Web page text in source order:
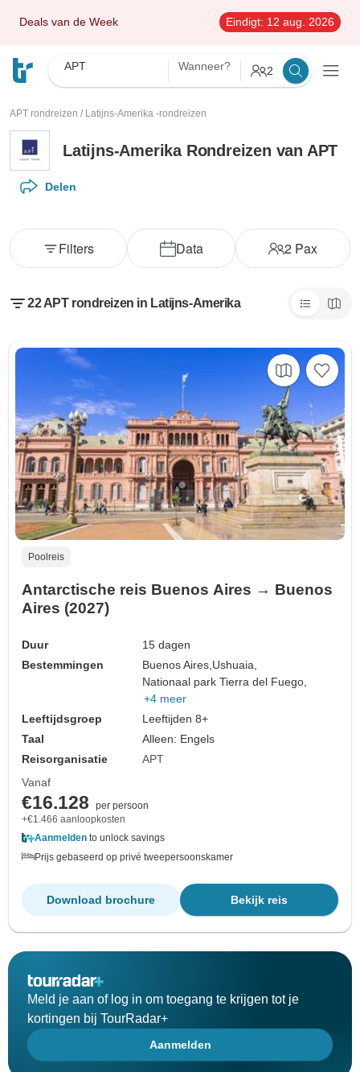
Deals van de Week Eindigt: 12 aug. 2026
APT Wanneer? 2
APT rondreizen / Latijns-Amerika -rondreizen
Latijns-Amerika Rondreizen van APT
Delen
Data 2 Pax
Filters
22 APT rondreizen in Latijns-Amerika
Poolreis
Antarctische reis Buenos Aires → Buenos
Aires (2027)
Duur
15 dagen
Bestemmingen
Buenos Aires, Ushuaia,
Nationaal park Tierra del Fuego,
+4 meer
Leeftijdsgroep
Leeftijden 8+
Taal
Alleen: Engels
Reisorganisatie
APT
Vanaf
€16.128
per persoon
+€1.466 aanloopkosten
Aanmelden to unlock savings
Prijs gebaseerd op privé tweepersoonskamer
Bekijk reis
Download brochure
Meld je aan of log in om toegang te krijgen tot je
kortingen bij TourRadar+
Aanmelden